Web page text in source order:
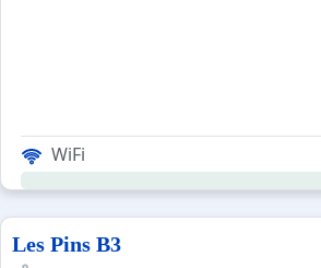
WiFi
Les Pins B3